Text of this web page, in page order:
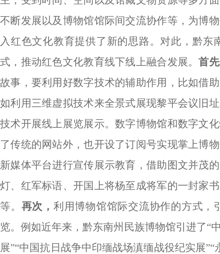
不断发展以及博物馆馆际间交流协作等，为博
入红色文化教育提供了新的思路。对此，黔
式，推动红色文化教育线下线上融合发展。首
故事，要利用好数字技术的辅助作用，比如借
如利用三维虚拟技术来全景式展现黎平会议旧
技术开展线上展览展示。数字博物馆和数字文
了传统的网站外，也开设了订阅号实现掌上博
新媒体平台进行宣传展示教育，借助图文并茂
灯、红军标语、开国上将杨至成将军的一封家
等。 再次， 利用博物馆馆际交流协作的方式，
览。例如近年来，黔东南州民族博物馆引进了“
展”“中国抗日战争中印缅战场滇缅战役纪实展